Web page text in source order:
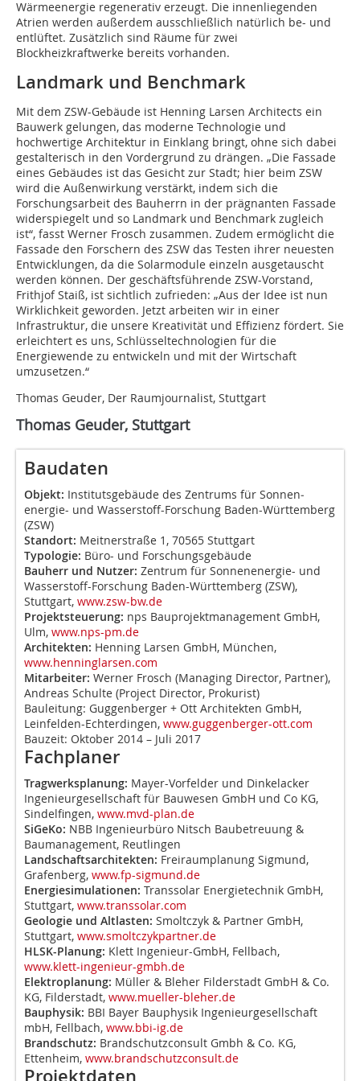
Wärmeenergie regenerativ erzeugt. Die innenliegenden
Atrien werden außerdem ausschließlich natürlich be- und
entlüftet. Zusätzlich sind Räume für zwei
Blockheizkraftwerke bereits vorhanden.
Landmark und Benchmark
Mit dem ZSW-Gebäude ist Henning Larsen Architects ein
Bauwerk gelungen, das moderne Technologie und
hochwertige Architektur in Einklang bringt, ohne sich dabei
gestalterisch in den Vordergrund zu drängen. „Die Fassade
eines Gebäudes ist das Gesicht zur Stadt; hier beim ZSW
wird die Außenwirkung verstärkt, indem sich die
Forschungsarbeit des Bauherrn in der prägnanten Fassade
widerspiegelt und so Landmark und Benchmark zugleich
ist“, fasst Werner Frosch zusammen. Zudem ermöglicht die
Fassade den Forschern des ZSW das Testen ihrer neuesten
Entwicklungen, da die Solarmodule einzeln ausgetauscht
werden können. Der geschäftsführende ZSW-Vorstand,
Frithjof Staiß, ist sichtlich zufrieden: „Aus der Idee ist nun
Wirklichkeit geworden. Jetzt arbeiten wir in einer
Infrastruktur, die unsere Kreativität und Effizienz fördert. Sie
erleichtert es uns, Schlüsseltechnologien für die
Energiewende zu entwickeln und mit der Wirtschaft
umzusetzen.“
Thomas Geuder, Der Raumjournalist, Stuttgart
Thomas Geuder, Stuttgart
Baudaten
Objekt: Institutsgebäude des Zentrums für Sonnen­
energie- und Wasserstoff-Forschung Baden-Württemberg
(ZSW)
Standort: Meitnerstraße 1, 70565 Stuttgart
Typologie: Büro- und Forschungsgebäude
Bauherr und Nutzer: Zentrum für Sonnenenergie- und
Wasserstoff-Forschung Baden-Württemberg (ZSW),
Stuttgart, www.zsw-bw.de
Projektsteuerung: nps Bauprojektmanagement GmbH,
Ulm, www.nps-pm.de
Architekten: Henning Larsen GmbH, München,
www.henninglarsen.com
Mitarbeiter: Werner Frosch (Managing Director, Partner),
Andreas Schulte (Project Director, Prokurist)
Bauleitung: Guggenberger + Ott Architekten GmbH,
Leinfelden-Echterdingen, www.guggenberger-ott.com
Bauzeit: Oktober 2014 – Juli 2017
Fachplaner
Tragwerksplanung: Mayer-Vorfelder und Dinkelacker
Ingenieurgesellschaft für Bauwesen GmbH und Co KG,
Sindelfingen, www.mvd-plan.de
SiGeKo: NBB Ingenieurbüro Nitsch Baubetreuung &
Baumanagement, Reutlingen
Landschaftsarchitekten: Freiraumplanung Sigmund,
Grafenberg, www.fp-sigmund.de
Energiesimulationen: Transsolar Energietechnik GmbH,
Stuttgart, www.transsolar.com
Geologie und Altlasten: Smoltczyk & Partner GmbH,
Stuttgart, www.smoltczykpartner.de
HLSK-Planung: Klett Ingenieur-GmbH, Fellbach,
www.klett-ingenieur-gmbh.de
Elektroplanung: Müller & Bleher Filderstadt GmbH & Co.
KG, Filderstadt, www.mueller-bleher.de
Bauphysik: BBI Bayer Bauphysik Ingenieurgesellschaft
mbH, Fellbach, www.bbi-ig.de
Brandschutz: Brandschutzconsult Gmbh & Co. KG,
Ettenheim, www.brandschutzconsult.de